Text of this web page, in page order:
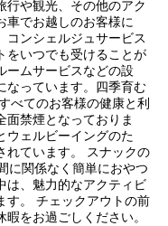
行や観光、その他のアク
車でお越しのお客様に
コンシェルジュサービス
をいつでも受けることが
ームサービスなどの設
なっています。四季育む
べてのお客様の健康と利
面禁煙となっておりま
ウェルビーイングのた
れています。 スナックの
に関係なく簡単におやつ
は、魅力的なアクティビ
す。 チェックアウトの前
をお過ごしください。